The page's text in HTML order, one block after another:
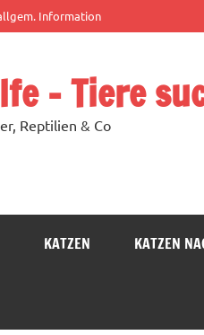
Information
– Tiere
Reptilien & Co
KATZEN KATZEN